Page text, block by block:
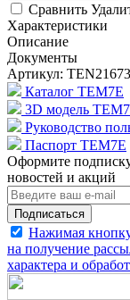
Сравнить
Характеристики
Описание
Документы
Артикул:
Каталог TEM7E
3D модель
Руководство
Паспорт TEM7E
Оформите
новостей и акций
Подписаться
Нажимая
на получение
характера и